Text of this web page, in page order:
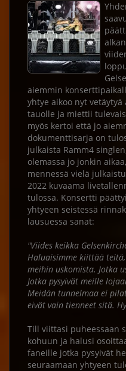
aiemmin
yhtye aikoo nyt
tauolle ja miettii
myös kertoi että jo
dokumenttisarja on
julkaista Ramm4
olemassa jo jonkin
mennessä vielä
2022 kuvaama
tulossa. Konsertti
yhtyeen seistessä
lausuessa sanat:
"Viides keikka
Haluaisimme kiittää
meihin uskomista. Jotka
Jotka pysyivät meille
Meidän tunnelmaa ei
eivät vain tienneet sitä.
Till viittasi puheessaan
kohuun ja halusi
faneille jotka pysyivät
seuraamaan yhtyeen